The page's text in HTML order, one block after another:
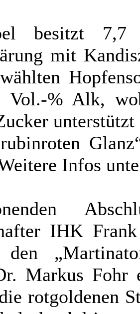
besitzt
mit
Vol.-% Alk,
Infos
IHK
den
Markus Fohr
rotgoldenen